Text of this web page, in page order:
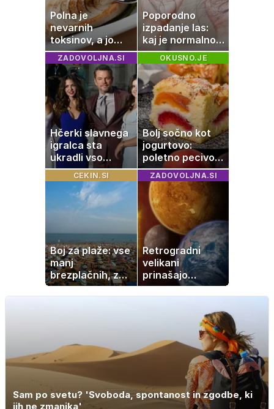
Polna je
nevarnih
toksinov, a jo
imamo vsi radi:
to je najbolj
nezdrava riba, ki
jo mnogi redno
uživajo
Poporodno
izpadanje las:
kaj je normalno
in kako si
pomagati
ZADOVOLJNA.SI
Hčerki slavnega
igralca sta
ukradli vso
pozornost
OKUSNO.JE
Bolj sočno kot
jogurtovo:
poletno pecivo,
ki vedno uspe
CEKIN.SI
Boj za plaže: vse
manj
brezplačnih, za
ležalnik in
senčnik tudi več
ZADOVOLJNA.SI
Retrogradni
velikani
prinašajo
pomembne
premike – kaj
pomeni, da so
Saturn, Neptun
in Pluton hkrati
retrogradni?
Sam po svetu? 'Svoboda, spontanost in zgodbe, ki
jih ne zmanjka'